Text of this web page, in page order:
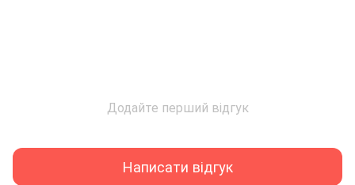
Додайте перший відгук
Написати відгук